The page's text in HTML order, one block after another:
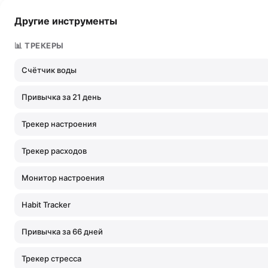
Другие инструменты
📊 ТРЕКЕРЫ
Счётчик воды
Привычка за 21 день
Трекер настроения
Трекер расходов
Монитор настроения
Habit Tracker
Привычка за 66 дней
Трекер стресса